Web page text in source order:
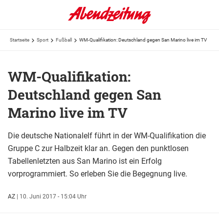
Startseite Sport Fußball WM-Qualifikation: Deutschland gegen San Marino live im TV
WM-Qualifikation:
Deutschland gegen San
Marino live im TV
Die deutsche Nationalelf führt in der WM-Qualifikation die
Gruppe C zur Halbzeit klar an. Gegen den punktlosen
Tabellenletzten aus San Marino ist ein Erfolg
vorprogrammiert. So erleben Sie die Begegnung live.
AZ | 10. Juni 2017 - 15:04 Uhr